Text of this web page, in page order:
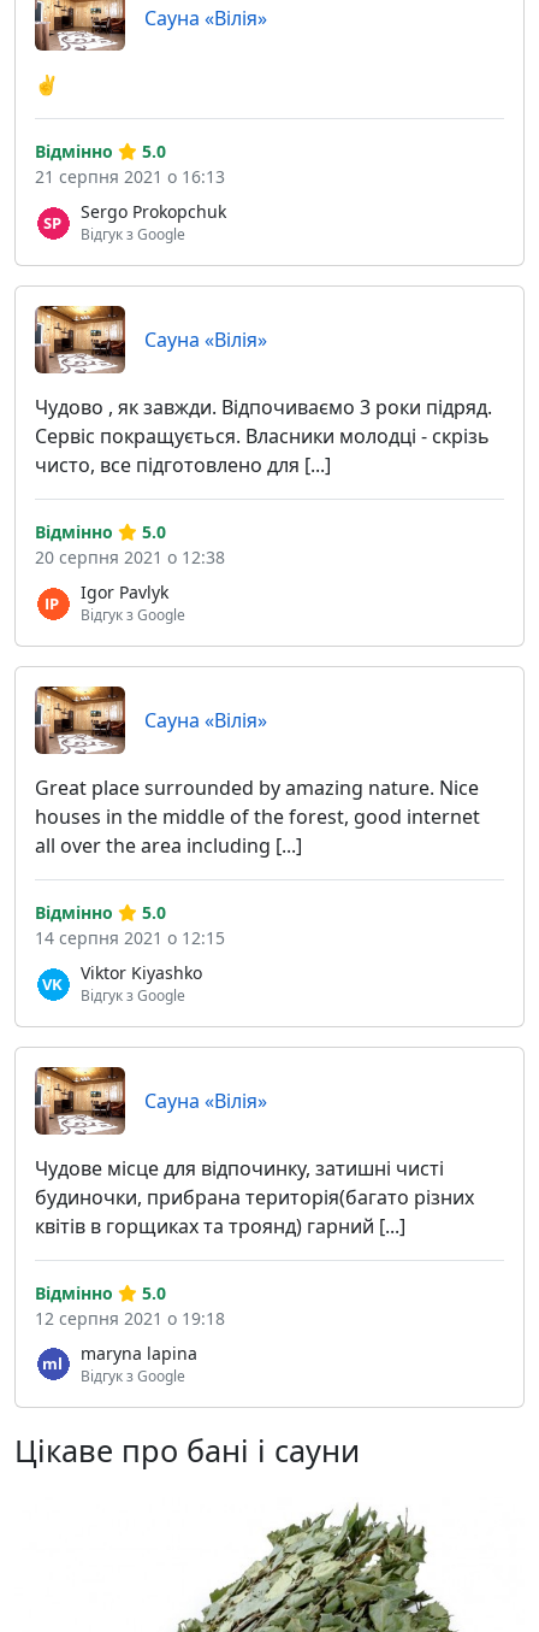
Сауна «Вілія»
✌️
Sergo Prokopchuk
Відгук з Google
Відмінно
5.0
21 серпня 2021 о 16:13
Сауна «Вілія»
Чудово , як завжди. Відпочиваємо 3 роки підряд.
Сервіс покращується. Власники молодці - скрізь
чисто, все підготовлено для [...]
Igor Pavlyk
Відгук з Google
Відмінно
5.0
20 серпня 2021 о 12:38
Сауна «Вілія»
Great place surrounded by amazing nature. Nice
houses in the middle of the forest, good internet
all over the area including [...]
Viktor Kiyashko
Відгук з Google
Відмінно
5.0
14 серпня 2021 о 12:15
Сауна «Вілія»
Чудове місце для відпочинку, затишні чисті
будиночки, прибрана територія(багато різних
квітів в горщиках та троянд) гарний [...]
maryna lapina
Відгук з Google
Відмінно
5.0
12 серпня 2021 о 19:18
Цікаве про бані і сауни